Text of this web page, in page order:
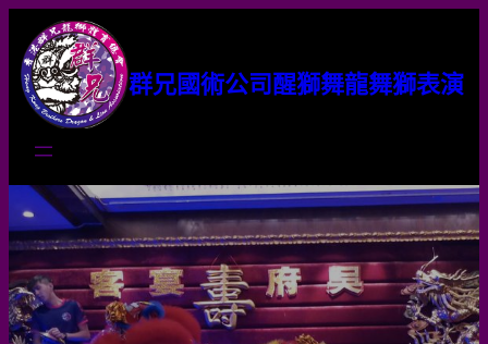
群兄國術公司醒獅舞龍舞獅表演